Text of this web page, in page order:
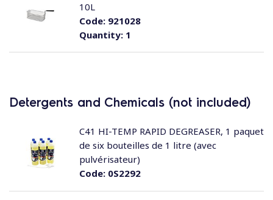
Quantity:1
Code:921028
10L
Detergents and Chemicals (not included)
Code:0S2292
C41 HI-TEMP RAPID DEGREASER, 1 paquet
de six bouteilles de 1 litre (avec
pulvérisateur)